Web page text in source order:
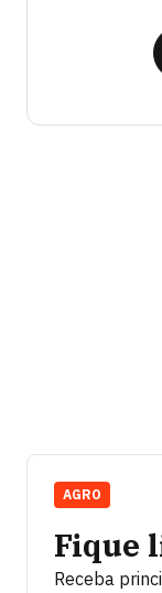
Fique
Receba
AGRO